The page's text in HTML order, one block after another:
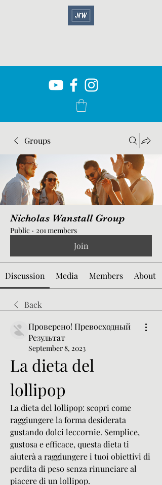
Groups
Nicholas Wanstall Group
Public · 201 members
Join
Discussion Media Members About
Back
Проверено! Превосходный
Результат
September 8, 2023
La dieta del
lollipop
La dieta del lollipop: scopri come
raggiungere la forma desiderata
gustando dolci leccornie. Semplice,
gustosa e efficace, questa dieta ti
aiuterà a raggiungere i tuoi obiettivi di
perdita di peso senza rinunciare al
piacere di un lollipop.